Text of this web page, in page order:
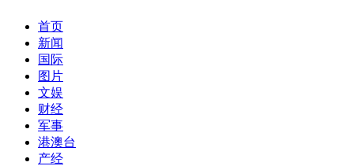
首页
新闻
国际
图片
文娱
财经
军事
港澳台
产经